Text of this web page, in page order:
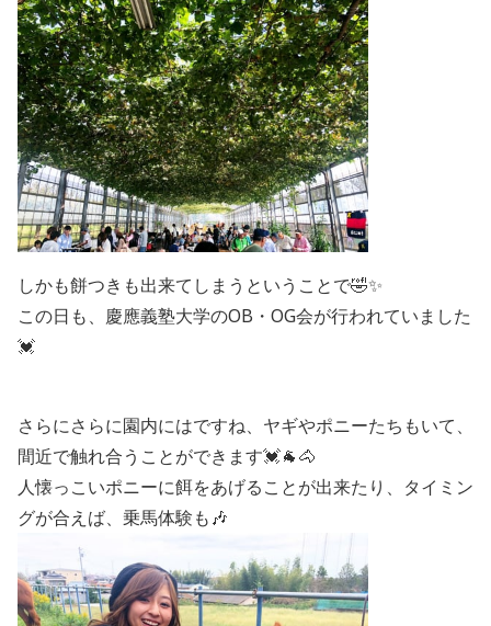
しかも餅つきも出来てしまうということで🤣✨
この日も、慶應義塾大学のOB・OG会が行われていました
💓
さらにさらに園内にはですね、ヤギやポニーたちもいて、
間近で触れ合うことができます💓🐐🐴
人懐っこいポニーに餌をあげることが出来たり、タイミン
グが合えば、乗馬体験も🎶